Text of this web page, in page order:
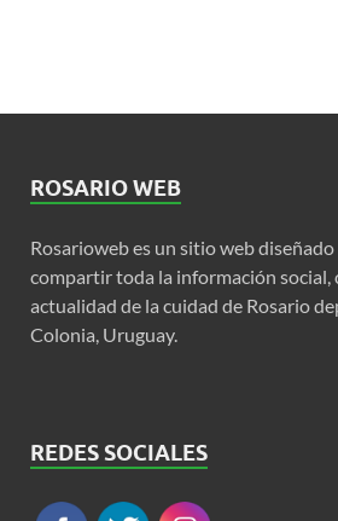
ROSARIO WEB
Rosarioweb es un sitio web
compartir toda la información
actualidad de la cuidad de Rosario
Colonia, Uruguay.
REDES SOCIALES